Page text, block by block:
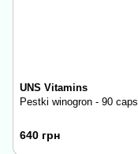
UNS Vitamins
Pestki winogron - 90 caps
640 грн